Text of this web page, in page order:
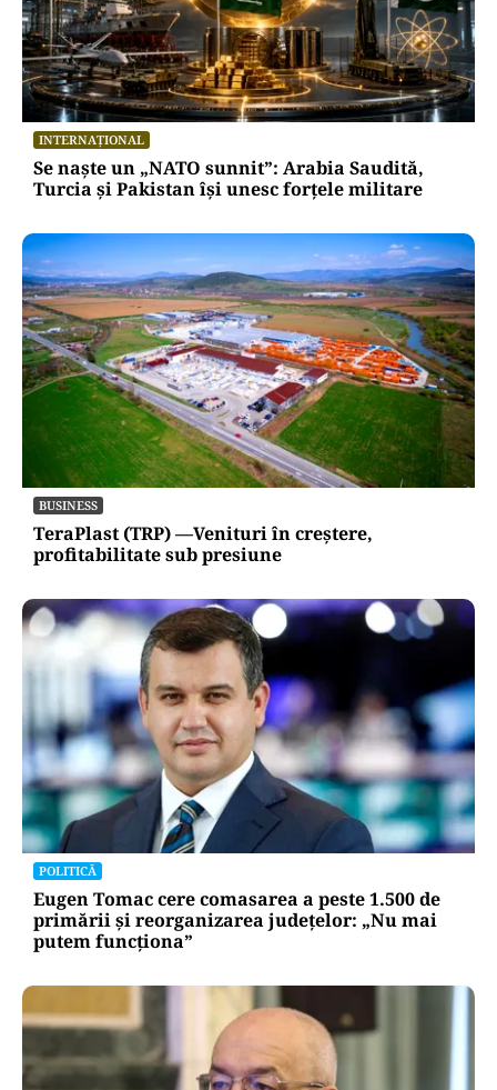
INTERNAȚIONAL
Se naște un „NATO sunnit”: Arabia Saudită,
Turcia și Pakistan își unesc forțele militare
BUSINESS
TeraPlast (TRP) —Venituri în creștere,
profitabilitate sub presiune
POLITICĂ
Eugen Tomac cere comasarea a peste 1.500 de
primării și reorganizarea județelor: „Nu mai
putem funcționa”